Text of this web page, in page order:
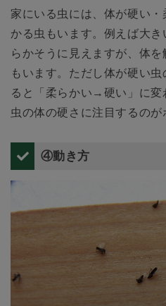
家にいる虫には、体が硬い
かる虫もいます。例えば大
らかそうに見えますが、体
もいます。ただし体が硬い
ると「柔らかい→硬い」に変
虫の体の硬さに注目するのが
④動き方